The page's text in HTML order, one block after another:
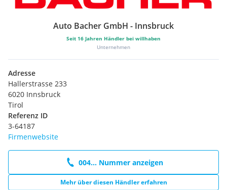
Auto Bacher GmbH - Innsbruck
Seit 16 Jahren Händler bei willhaben
Unternehmen
Adresse
Hallerstrasse 233
6020 Innsbruck
Tirol
Referenz ID
3-64187
Firmenwebsite
004... Nummer anzeigen
Mehr über diesen Händler erfahren